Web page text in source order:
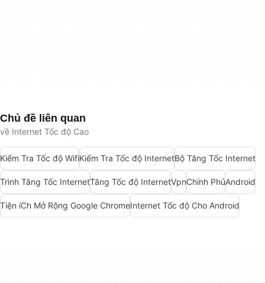
Chủ đề liên quan
về Internet Tốc độ Cao
Kiểm Tra Tốc độ WifiKiểm Tra Tốc độ InternetBộ Tăng Tốc Internet
Trình Tăng Tốc InternetTăng Tốc độ InternetVpnChính PhủAndroid
Tiện íCh Mở Rộng Google ChromeInternet Tốc độ Cho Android